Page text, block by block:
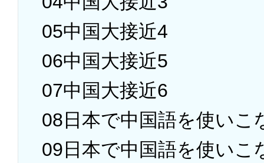
05中国大接近4
06中国大接近5
07中国大接近6
08日本で中国語を使いこ
09日本で中国語を使いこ